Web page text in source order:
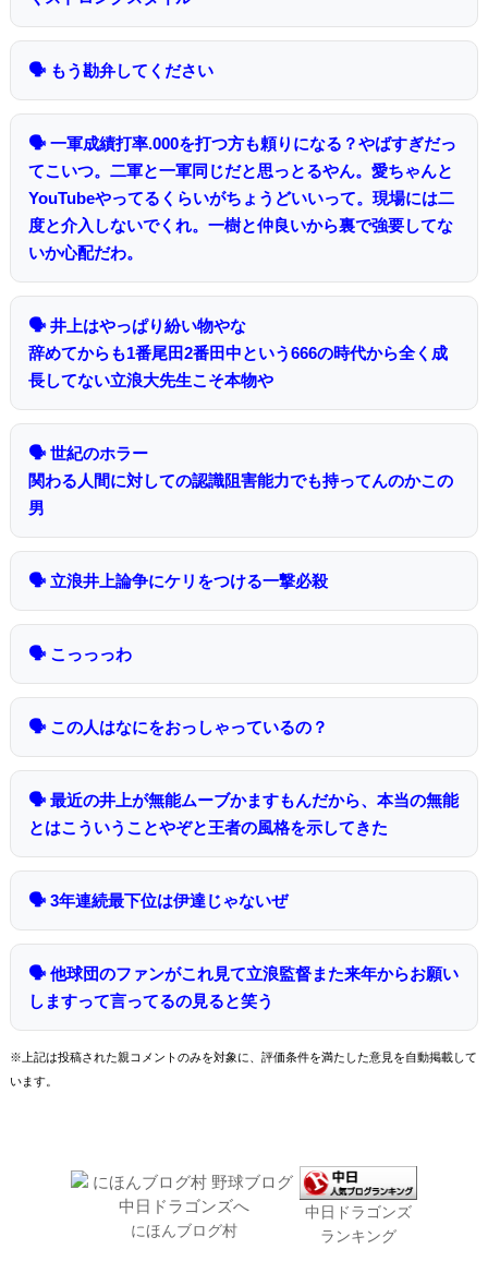
🗣 もう勘弁してください
🗣 一軍成績打率.000を打つ方も頼りになる？やばすぎだっ
てこいつ。二軍と一軍同じだと思っとるやん。愛ちゃんと
YouTubeやってるくらいがちょうどいいって。現場には二
度と介入しないでくれ。一樹と仲良いから裏で強要してな
いか心配だわ。
🗣 井上はやっぱり紛い物やな
辞めてからも1番尾田2番田中という666の時代から全く成
長してない立浪大先生こそ本物や
🗣 世紀のホラー
関わる人間に対しての認識阻害能力でも持ってんのかこの
男
🗣 立浪井上論争にケリをつける一撃必殺
🗣 こっっっわ
🗣 この人はなにをおっしゃっているの？
🗣 最近の井上が無能ムーブかますもんだから、本当の無能
とはこういうことやぞと王者の風格を示してきた
🗣 3年連続最下位は伊達じゃないぜ
🗣 他球団のファンがこれ見て立浪監督また来年からお願い
しますって言ってるの見ると笑う
※上記は投稿された親コメントのみを対象に、評価条件を満たした意見を自動掲載して
います。
にほんブログ村
中日ドラゴンズ
ランキング